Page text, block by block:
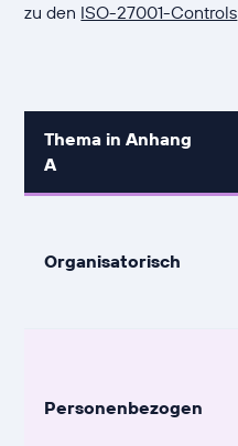
zu den ISO-27001-Controls
Thema in Anhang
A
Organisatorisch
Personenbezogen